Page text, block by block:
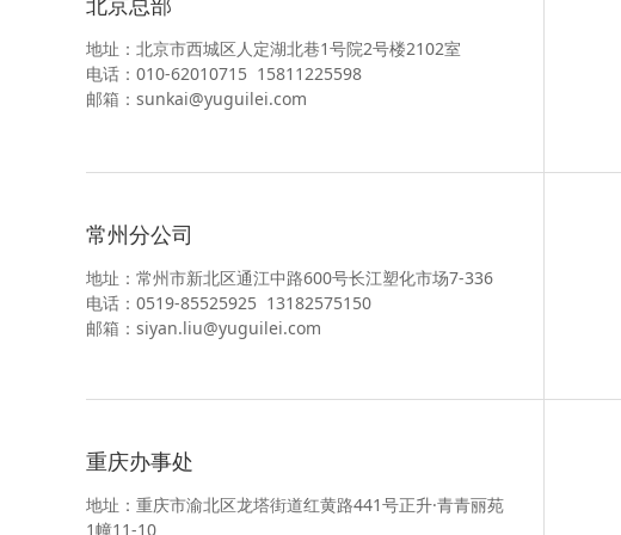
地址：北京市西城区人定湖北巷1号院2号楼2102室
电话：010-62010715 15811225598
邮箱：sunkai@yuguilei.com
常州分公司
地址：常州市新北区通江中路600号长江塑化市场7-336
电话：0519-85525925 13182575150
邮箱：siyan.liu@yuguilei.com
重庆办事处
地址：重庆市渝北区龙塔街道红黄路441号正升·青青丽苑
1幢11-10